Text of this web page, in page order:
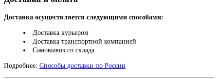
Доставка осуществляется следующими способами:
Доставка курьером
Доставка транспортной компанией
Самовывоз со склада
Подробнее: Способы доставки по России